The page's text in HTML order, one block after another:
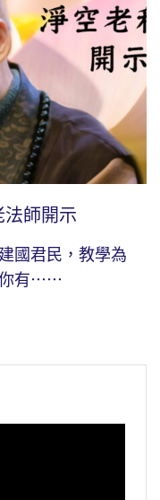
法師開示
國君民，教學為
你有⋯⋯